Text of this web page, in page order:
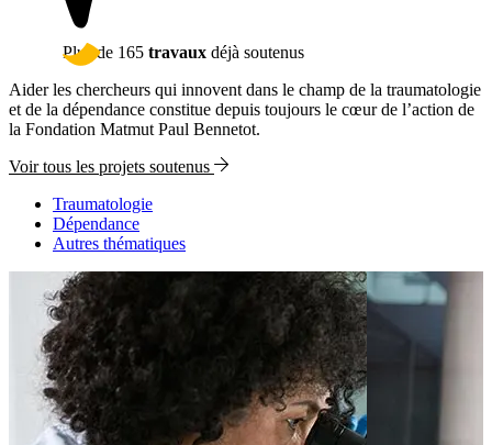
Plus de 165 travaux déjà soutenus
Aider les chercheurs qui innovent dans le champ de la traumatologie
et de la dépendance constitue depuis toujours le cœur de l’action de
la Fondation Matmut Paul Bennetot.
Voir tous les projets soutenus
Traumatologie
Dépendance
Autres thématiques